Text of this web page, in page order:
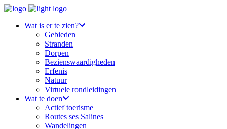
Wat is er te zien?
Gebieden
Stranden
Dorpen
Bezienswaardigheden
Erfenis
Natuur
Virtuele rondleidingen
Wat te doen
Actief toerisme
Routes ses Salines
Wandelingen